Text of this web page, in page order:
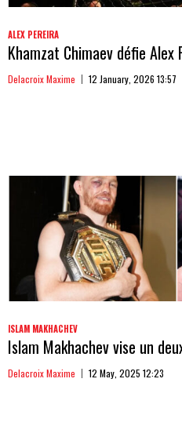
ALEX PEREIRA
Khamzat Chimaev défie Alex
Delacroix Maxime 12 January, 2026 13:57
ISLAM MAKHACHEV
Islam Makhachev vise un
Delacroix Maxime 12 May, 2025 12:23